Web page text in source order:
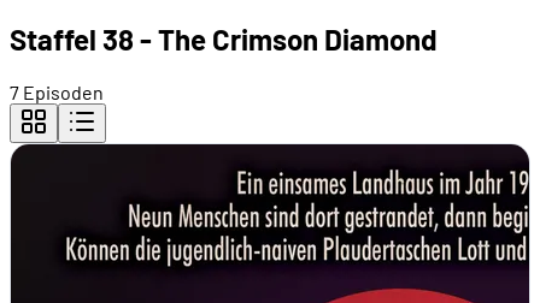
Staffel 38 - The Crimson Diamond
7 Episoden